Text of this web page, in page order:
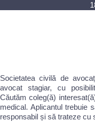
Societatea civilă de
avocat stagiar, cu
Căutăm coleg(ă)
medical. Aplicantul trebuie
responsabil și să trateze cu